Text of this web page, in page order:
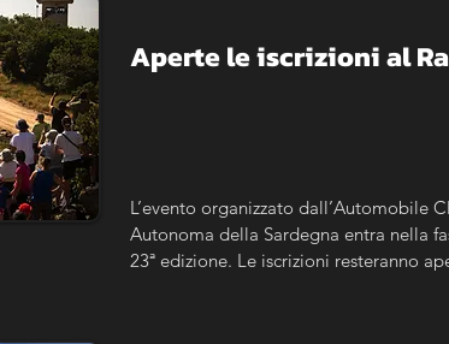
Aperte le iscrizioni al
L’evento organizzato dall’Automobile
Autonoma della Sardegna entra nella
23ª edizione. Le iscrizioni resteranno